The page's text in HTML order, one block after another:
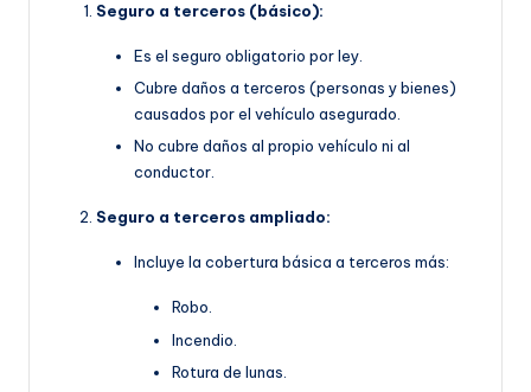
Seguro a terceros (básico):
Es el seguro obligatorio por ley.
Cubre daños a terceros (personas y bienes)
causados por el vehículo asegurado.
No cubre daños al propio vehículo ni al
conductor.
Seguro a terceros ampliado:
Incluye la cobertura básica a terceros más:
Robo.
Incendio.
Rotura de lunas.